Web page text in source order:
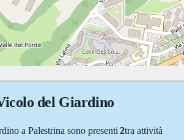
del Giardino
a Palestrina sono presenti 2tra attività